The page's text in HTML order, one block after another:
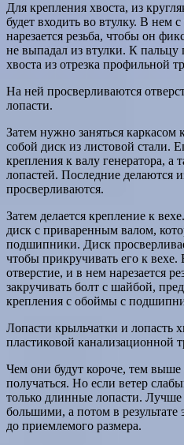
Для крепления хвоста, из
будет входить во втулку. В нем
нарезается резьба, чтобы он
не выпадал из втулки. К пальцу
хвоста из отрезка профильной
На ней просверливаются
лопасти.
Затем нужно заняться каркасом
собой диск из листовой стали.
крепления к валу генератора,
лопастей. Последние делаются
просверливаются.
Затем делается крепление к
диск с приваренным валом,
подшипники. Диск
чтобы прикручивать его к вехе.
отверстие, и в нем нарезается
закручивать болт с шайбой,
крепления с обоймы с
Лопасти крыльчатки и лопасть
пластиковой канализационной
Чем они будут короче, тем выше
получаться. Но если ветер
только длинные лопасти. Лучше
большими, а потом в результате
до приемлемого размера.